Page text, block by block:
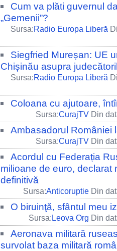
Cum va plăti guvernul
„Gemenii”?
Sursa:Radio Europa Liberă
Siegfried Mureșan: UE
Chișinău asupra
Sursa:Radio Europa Liberă
Coloana cu ajutoare,
Sursa:CurajTV Din
Ambasadorul României
Sursa:CurajTV Din
Acordul cu Federația
milioane de euro, declarat
definitivă
Sursa:Anticoruptie Din
O biruinţă, sfântul meu
Sursa:Leova Org Din
Aeronava militară
survolat baza militară